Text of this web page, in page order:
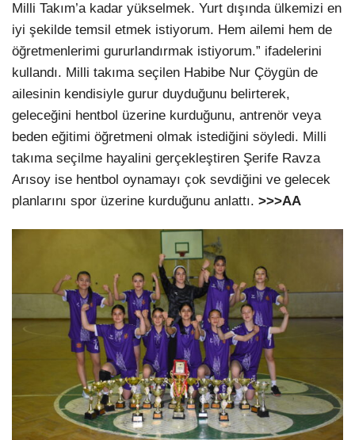
Milli Takım’a kadar yükselmek. Yurt dışında ülkemizi en
iyi şekilde temsil etmek istiyorum. Hem ailemi hem de
öğretmenlerimi gururlandırmak istiyorum.” ifadelerini
kullandı. Milli takıma seçilen Habibe Nur Çöygün de
ailesinin kendisiyle gurur duyduğunu belirterek,
geleceğini hentbol üzerine kurduğunu, antrenör veya
beden eğitimi öğretmeni olmak istediğini söyledi. Milli
takıma seçilme hayalini gerçekleştiren Şerife Ravza
Arısoy ise hentbol oynamayı çok sevdiğini ve gelecek
planlarını spor üzerine kurduğunu anlattı. >>>AA